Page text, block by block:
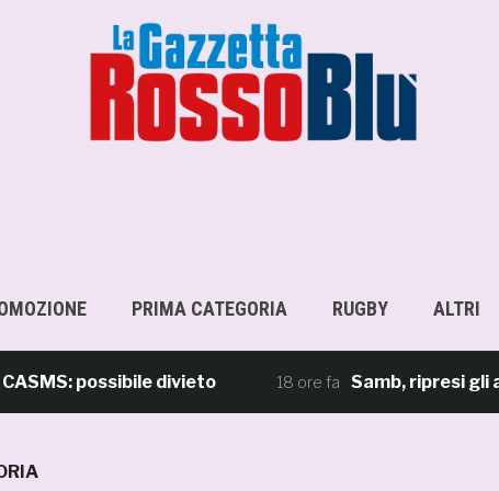
PRIMA CATEGORIA RUGBY ALTRI
possibile divieto 18 ore fa Samb, ripresi gli